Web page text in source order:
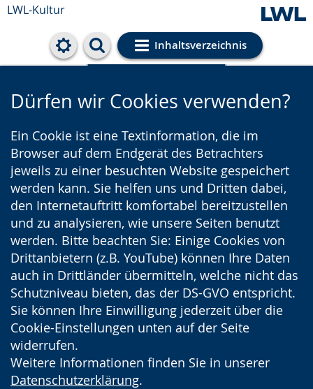
LWL-Kultur
Inhaltsverzeichnis
Cookie-Einstellungen
Dürfen wir Cookies verwenden?
Ein Cookie ist eine Textinformation, die im
Browser auf dem Endgerät des Betrachters
jeweils zu einer besuchten Website gespeichert
werden kann. Sie helfen uns und Dritten dabei,
den Internetauftritt komfortabel bereitzustellen
und zu analysieren, wie unsere Seiten benutzt
werden. Bitte beachten Sie: Einige Cookies von
Drittanbietern (z.B. YouTube) können Ihre Daten
auch in Drittländer übermitteln, welche nicht das
Schutzniveau bieten, das der DS-GVO entspricht.
Sie können Ihre Einwilligung jederzeit über die
Cookie-Einstellungen unten auf der Seite
widerrufen.
Weitere Informationen finden Sie in unserer
Datenschutzerklärung.